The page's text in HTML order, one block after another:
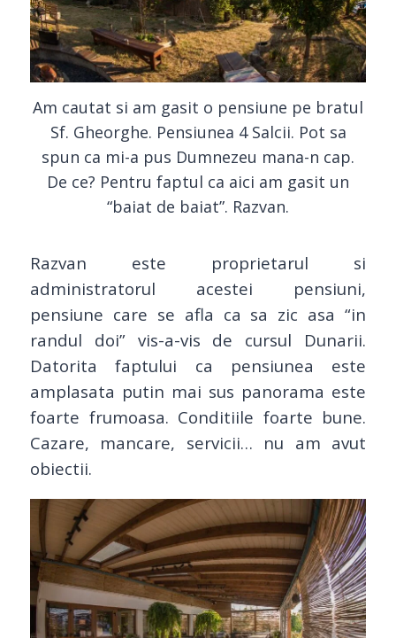
Am cautat si am gasit o pensiune pe bratul
Sf. Gheorghe. Pensiunea 4 Salcii. Pot sa
spun ca mi-a pus Dumnezeu mana-n cap.
De ce? Pentru faptul ca aici am gasit un
“baiat de baiat”. Razvan.
Razvan este proprietarul si
administratorul acestei pensiuni,
pensiune care se afla ca sa zic asa “in
randul doi” vis-a-vis de cursul Dunarii.
Datorita faptului ca pensiunea este
amplasata putin mai sus panorama este
foarte frumoasa. Conditiile foarte bune.
Cazare, mancare, servicii… nu am avut
obiectii.